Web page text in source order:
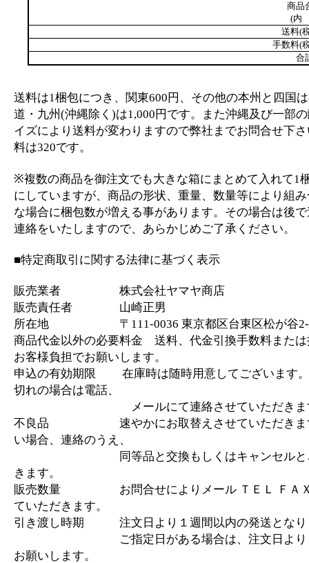
商品
(内
送料(
手数料(
合
送料は1梱包につき、関東600円、その他の本州と四国
道・九州(沖縄除く)は1,000円です。また沖縄及び一部
イズにより送料が変わりますので弊社までお問合せ下
料は320です。
※複数の商品を御注文でも大きな箱にまとめて入れて1
にしていますが、商品の形状、重量、数量等により組
な場合に梱包数が増える事があります。その場合は後
連絡をいたしますので、あらかじめご了承ください。
■特定商取引に関する法律に基づく表示
販売業者 株式会社ヤマヤ商店
販売責任者 山崎正男
所在地 〒111-0036 東京都区台東区松が谷2-
商品代金以外の必要料金 送料、代金引換手数料また
お客様負担でお願いします。
申込の有効期限 在庫時は随時用意してございます
切れの場合は電話、
メールにて連絡させていただきま
不良品 速やかにお取替えさせていただきま
い場合、連絡のうえ、
同等品と交換もしくはキャンセルとさ
きます。
販売数量 お問合せによりメール ＴＥＬ ＦＡＸ
ていただきます。
引き渡し時期 注文日より１週間以内の発送となり
ご指定日がある場合は、注文日より１
お願いします。